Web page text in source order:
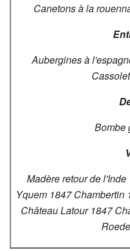
Canetons à la
Aubergines à
Bombe
Madère retour de l'Inde
Yquem 1847 Chambertin
Château Latour 1847